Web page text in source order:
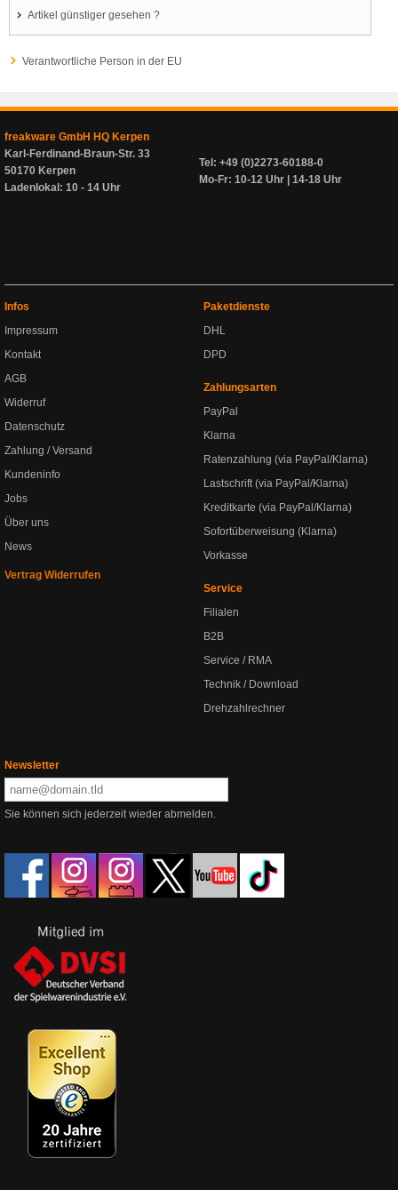
Artikel günstiger gesehen ?
Verantwortliche Person in der EU
freakware GmbH HQ Kerpen
Karl-Ferdinand-Braun-Str. 33
50170 Kerpen
Ladenlokal: 10 - 14 Uhr
Tel: +49 (0)2273-60188-0
Mo-Fr: 10-12 Uhr | 14-18 Uhr
Infos
Impressum
Kontakt
AGB
Widerruf
Datenschutz
Zahlung / Versand
Kundeninfo
Jobs
Über uns
News
Vertrag Widerrufen
Paketdienste
DHL
DPD
Zahlungsarten
PayPal
Klarna
Ratenzahlung (via PayPal/Klarna)
Lastschrift (via PayPal/Klarna)
Kreditkarte (via PayPal/Klarna)
Sofortüberweisung (Klarna)
Vorkasse
Service
Filialen
B2B
Service / RMA
Technik / Download
Drehzahlrechner
Newsletter
Sie können sich jederzeit wieder abmelden.